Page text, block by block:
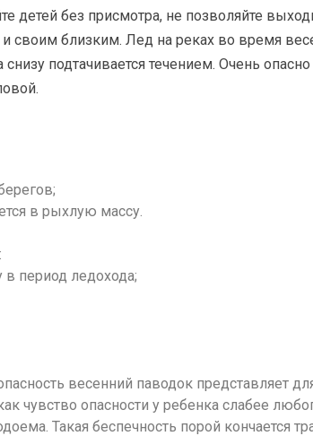
детей без присмотра, не позволяйте
близким. Лед на реках во время
подтачивается течением. Очень
в рыхлую массу.
:
в период ледохода;
весенний паводок представляет
чувство опасности у ребенка слабее
Такая беспечность порой кончается